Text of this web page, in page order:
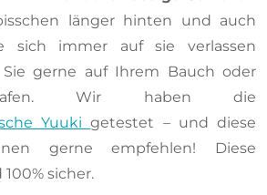
länger hinten und auch
sich immer auf sie verlassen
gerne auf Ihrem Bauch oder
Wir haben die
Yuukigetestet – und diese
gerne empfehlen! Diese
sicher.